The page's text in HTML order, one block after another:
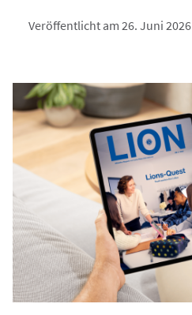
Veröffentlicht am 26. Juni 2026